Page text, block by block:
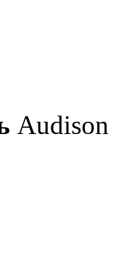
Audison